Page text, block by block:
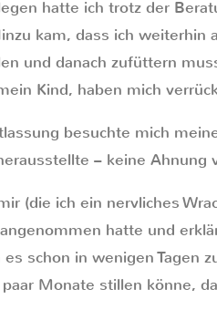
hatte ich trotz der
kam, dass ich weiterhin
und danach zufüttern
Kind, haben mich
besuchte mich
– keine Ahnung
(die ich ein nervliches
hatte und
schon in wenigen Tagen
Monate stillen könne,